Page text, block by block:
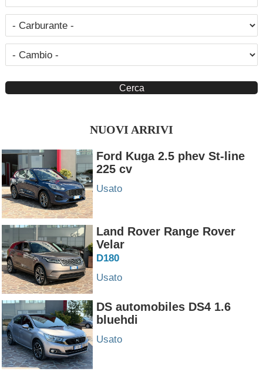
NUOVI ARRIVI
Ford Kuga 2.5 phev St-line
225 cv
Usato
Land Rover Range Rover
Velar
D180
Usato
DS automobiles DS4 1.6
bluehdi
Usato